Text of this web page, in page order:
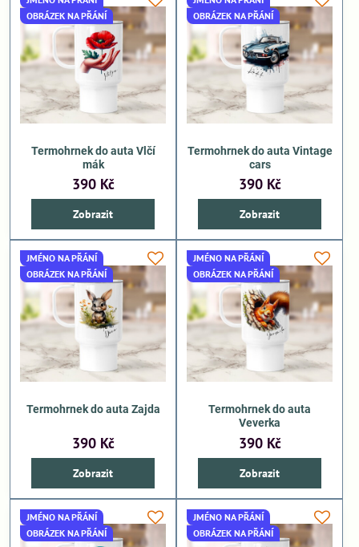
OBRÁZEK NA PŘÁNÍ
Termohrnek do auta Vlčí
mák
390 Kč
Zobrazit
OBRÁZEK NA PŘÁNÍ
Termohrnek do auta Vintage
cars
390 Kč
Zobrazit
JMÉNO NA PŘÁNÍ
OBRÁZEK NA PŘÁNÍ
Termohrnek do auta Zajda
390 Kč
Zobrazit
JMÉNO NA PŘÁNÍ
OBRÁZEK NA PŘÁNÍ
Termohrnek do auta
Veverka
390 Kč
Zobrazit
JMÉNO NA PŘÁNÍ
OBRÁZEK NA PŘÁNÍ
JMÉNO NA PŘÁNÍ
OBRÁZEK NA PŘÁNÍ